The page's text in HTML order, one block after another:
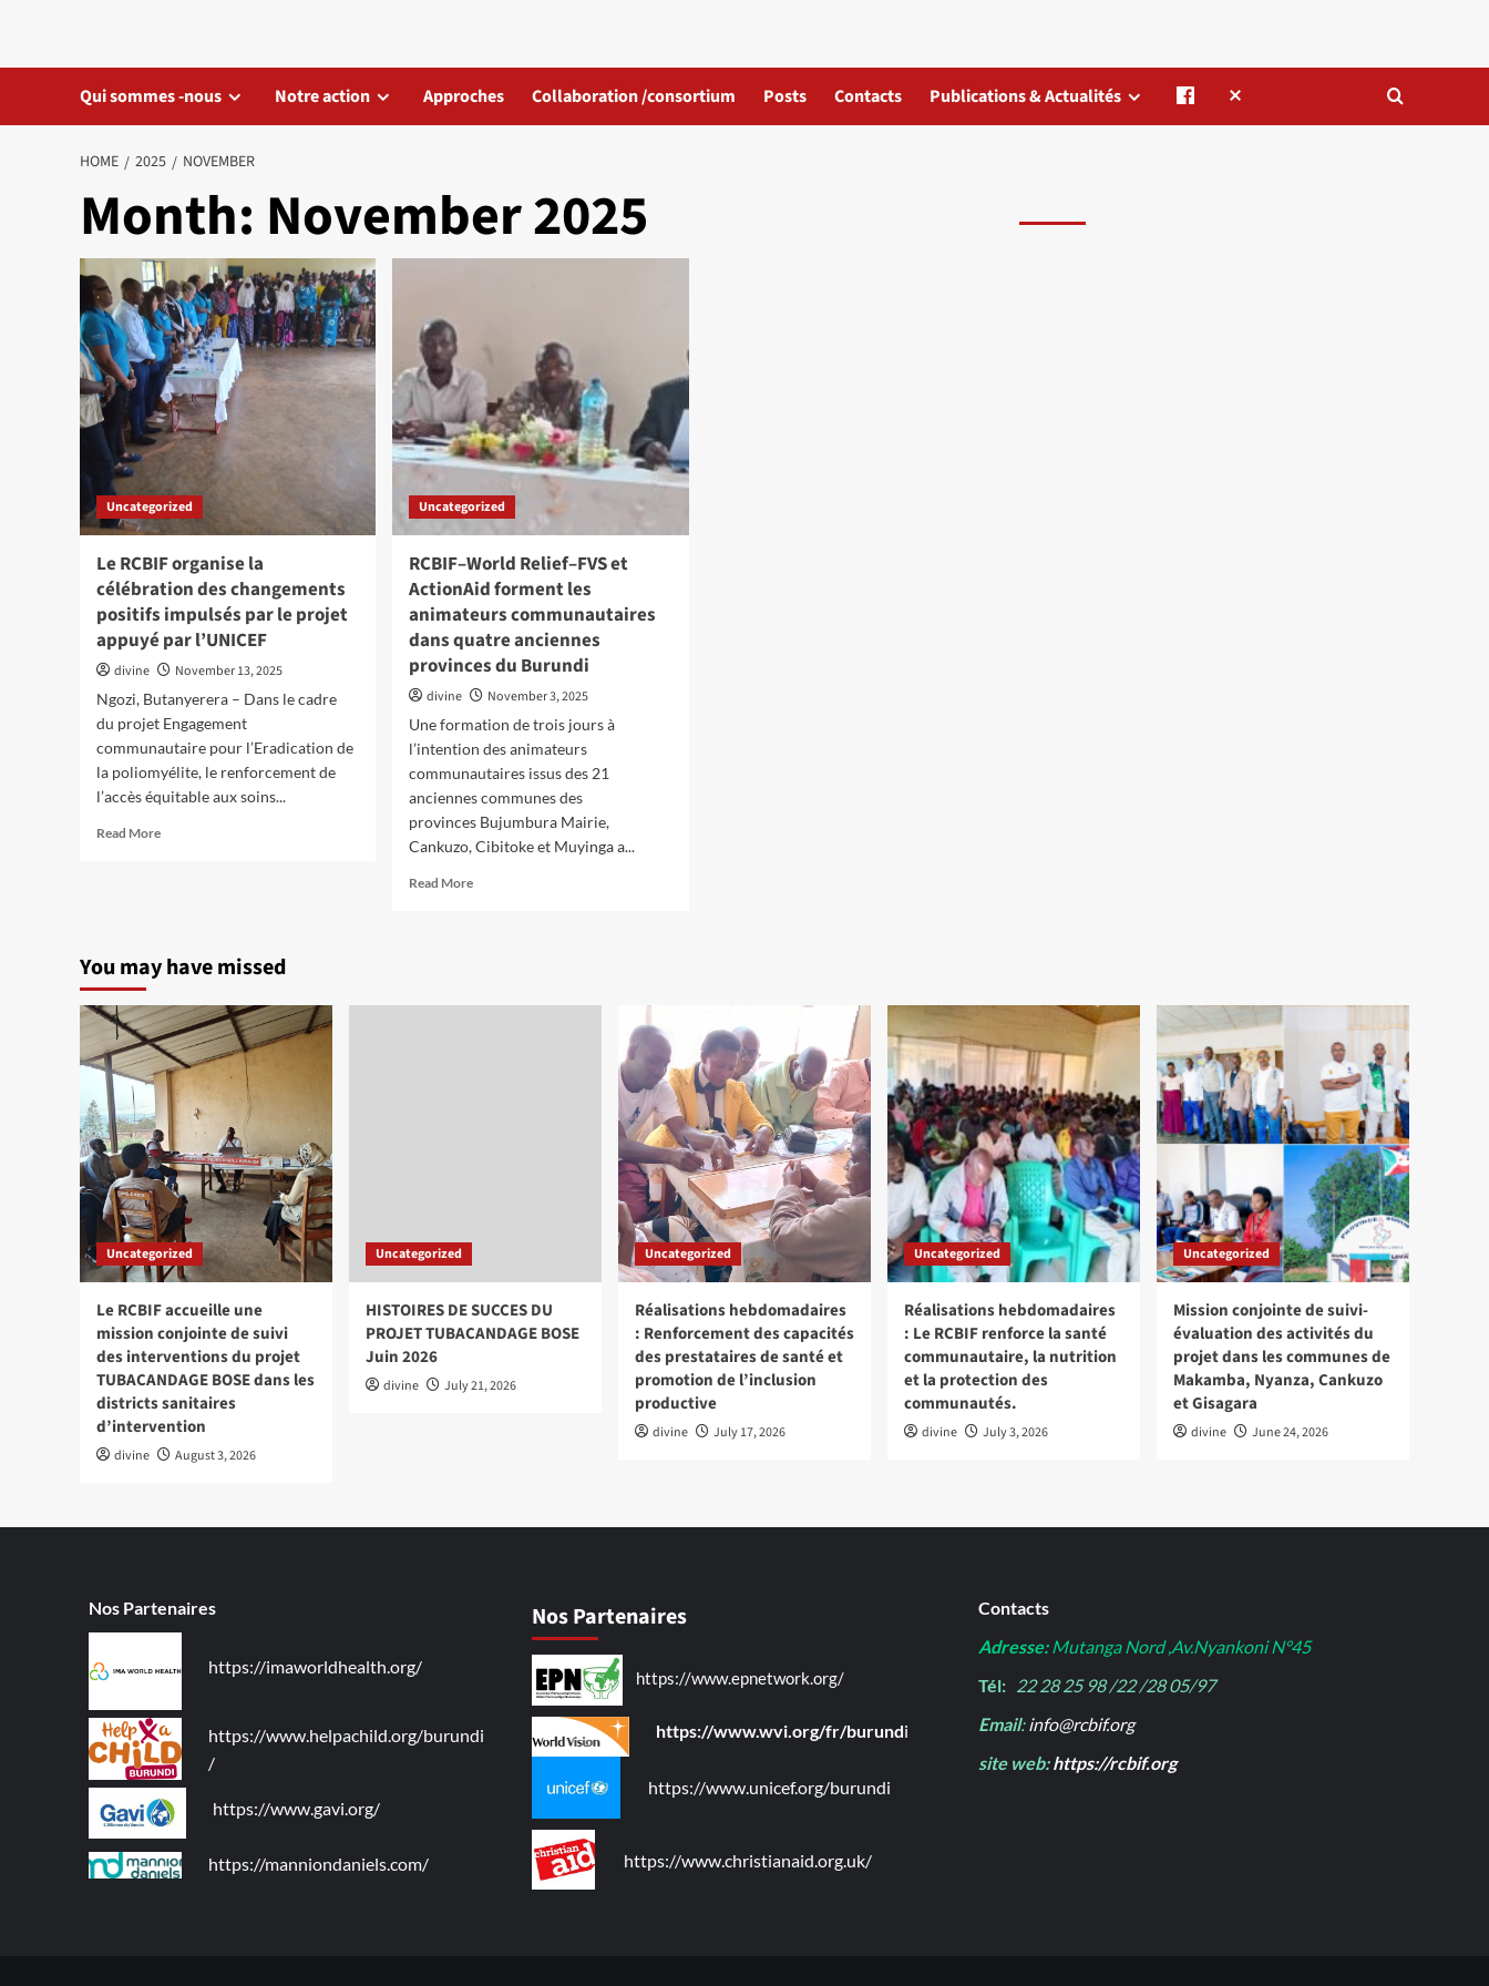
content
Qui sommes -nous Notre action Approches Collaboration /consortium Posts Contacts Publications & Actualités
HOME 2025 NOVEMBER
Month: November 2025
Uncategorized
Le RCBIF organise la
célébration des changements
positifs impulsés par le projet
appuyé par l’UNICEF
divine
November 13, 2025
Ngozi, Butanyerera – Dans le cadre
du projet Engagement
communautaire pour l’Eradication de
la poliomyélite, le renforcement de
l’accès équitable aux soins...
Read MoreRead
la
célébration
changements
positifs
impulsés
par
le
projet
appuyé
par
l’UNICEF
Uncategorized
RCBIF–World Relief–FVS et
ActionAid forment les
animateurs communautaires
dans quatre anciennes
provinces du Burundi
divine
November 3, 2025
Une formation de trois jours à
l’intention des animateurs
communautaires issus des 21
anciennes communes des
provinces Bujumbura Mairie,
Cankuzo, Cibitoke et Muyinga a...
Read MoreRead
FVS
You may have missed
Uncategorized
Le RCBIF accueille une
mission conjointe de suivi
des interventions du projet
TUBACANDAGE BOSE dans les
districts sanitaires
d’intervention
divine August 3, 2026
Uncategorized
HISTOIRES DE SUCCES DU
PROJET TUBACANDAGE BOSE
Juin 2026
divine July 21, 2026
Uncategorized
Réalisations hebdomadaires
: Renforcement des capacités
des prestataires de santé et
promotion de l’inclusion
productive
divine July 17, 2026
Uncategorized
Réalisations hebdomadaires
: Le RCBIF renforce la santé
communautaire, la nutrition
et la protection des
communautés.
divine July 3, 2026
Uncategorized
Mission conjointe de suivi-
évaluation des activités du
projet dans les communes de
Makamba, Nyanza, Cankuzo
et Gisagara
divine June 24, 2026
Nos Partenaires
https://imaworldhealth.org/
https://www.helpachild.org/burundi
/
https://www.gavi.org/
https://manniondaniels.com/
Nos Partenaires
https://www.epnetwork.org/
https://www.wvi.org/fr/burundi
https://www.unicef.org/burundi
https://www.christianaid.org.uk/
Contacts
Adresse:Mutanga Nord ,Av.Nyankoni N°45
Tél: 22 28 25 98 /22 /28 05/97
Email:info@rcbif.org
site web:https://rcbif.org